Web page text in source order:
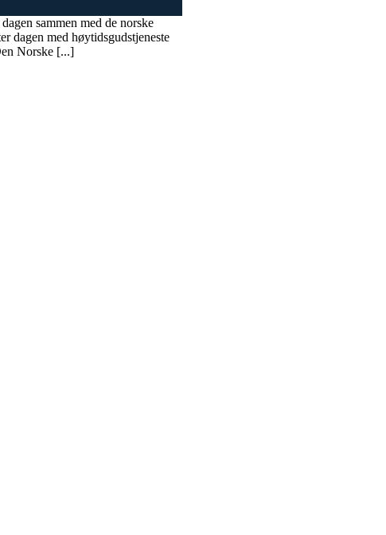
sammen med de norske
dagen med høytidsgudstjeneste
Norske [...]